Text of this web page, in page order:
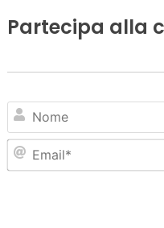
Partecipa alla